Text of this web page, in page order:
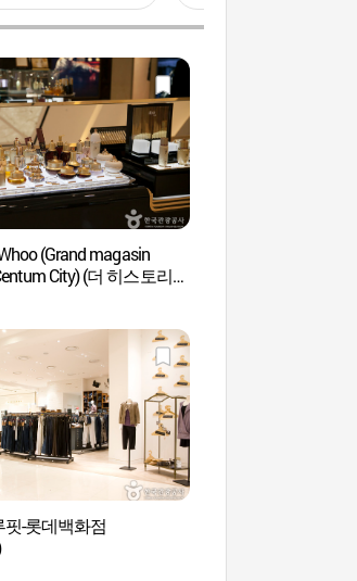
(Grand magasin
City) (더 히스토리
핏-롯데백화점